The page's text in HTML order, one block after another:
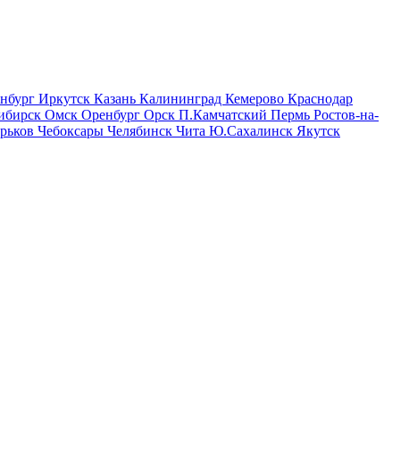
Иркутск Казань Калининград Кемерово Краснодар
Омск Оренбург Орск П.Камчатский Пермь Ростов-на-
Чебоксары Челябинск Чита Ю.Сахалинск Якутск